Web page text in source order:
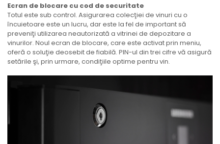
Ecran de blocare cu cod de securitate
Totul este sub control. Asigurarea colecţiei de vinuri cu o
încuietoare este un lucru, dar este la fel de important să
preveniţi utilizarea neautorizată a vitrinei de depozitare a
vinurilor. Noul ecran de blocare, care este activat prin meniu,
oferă o soluţie deosebit de fiabilă. PIN-ul din trei cifre vă asigură
setările şi, prin urmare, condiţiile optime pentru vin.